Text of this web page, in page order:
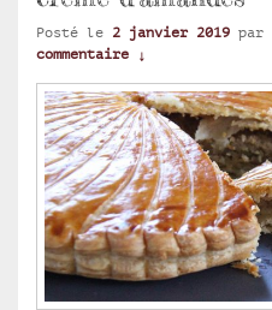
Posté le 2 janvier 2019 par
commentaire ↓